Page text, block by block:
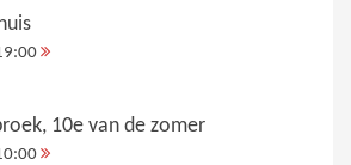
10e van de zomer